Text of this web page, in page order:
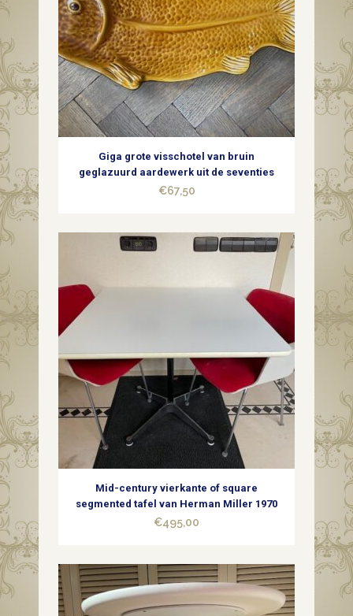
Giga grote visschotel van bruin
geglazuurd aardewerk uit de seventies
€67,50
Mid-century vierkante of square
segmented tafel van Herman Miller 1970
€495,00